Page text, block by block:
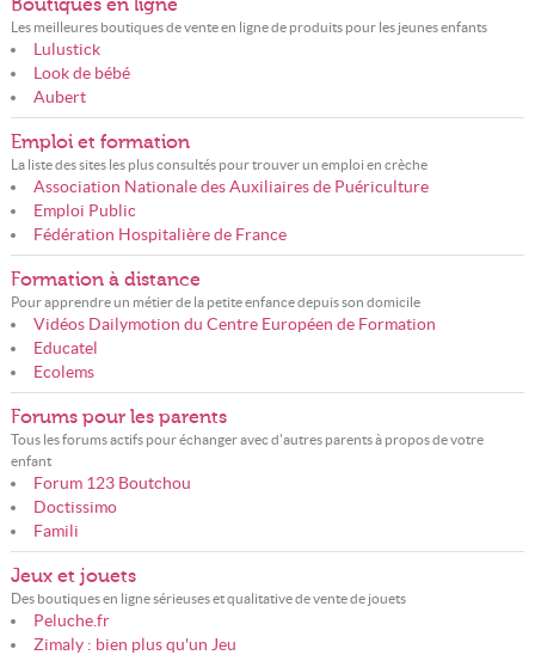
Boutiques en ligne
Les meilleures boutiques de vente en ligne de produits pour les jeunes enfants
Lulustick
Look de bébé
Aubert
Emploi et formation
La liste des sites les plus consultés pour trouver un emploi en crèche
Association Nationale des Auxiliaires de Puériculture
Emploi Public
Fédération Hospitalière de France
Formation à distance
Pour apprendre un métier de la petite enfance depuis son domicile
Vidéos Dailymotion du Centre Européen de Formation
Educatel
Ecolems
Forums pour les parents
Tous les forums actifs pour échanger avec d'autres parents à propos de votre
enfant
Forum 123 Boutchou
Doctissimo
Famili
Jeux et jouets
Des boutiques en ligne sérieuses et qualitative de vente de jouets
Peluche.fr
Zimaly : bien plus qu'un Jeu